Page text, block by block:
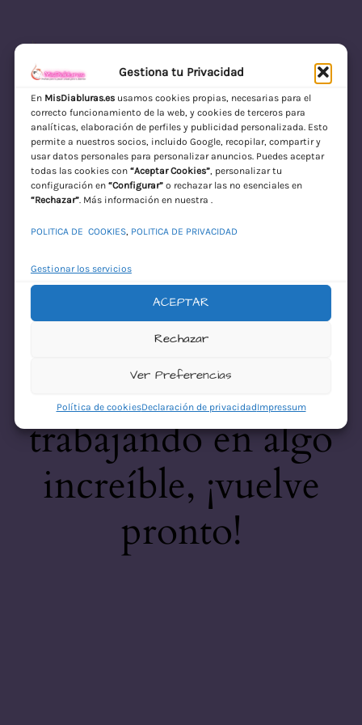
Gestiona tu Privacidad
En MisDiabluras.esusamos cookies propias, necesarias para el
correcto funcionamiento de la web, y cookies de terceros para
analíticas, elaboración de perfiles y publicidad personalizada. Esto
permite a nuestros socios, incluido Google, recopilar, compartir y
usar datos personales para personalizar anuncios. Puedes aceptar
todas las cookies con “Aceptar Cookies”, personalizar tu
configuración en “Configurar”o rechazar las no esenciales en
“Rechazar”. Más información en nuestra .
POLITICA DE COOKIES, POLITICA DE PRIVACIDAD
Gestionar los servicios
ACEPTAR
Rechazar
Ver Preferencias
Política de cookiesDeclaración de privacidadImpressum
MisDiabluras | Sexshop Online con Envío
Discreto en España
Acceder
¡Disculpa este
desastre! Estamos
trabajando en algo
increíble, ¡vuelve
pronto!